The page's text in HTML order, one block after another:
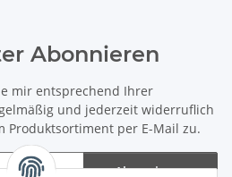
Abonnieren
mir entsprechend Ihrer
und jederzeit widerruflich
Produktsortiment per E-Mail zu.
Abonnieren